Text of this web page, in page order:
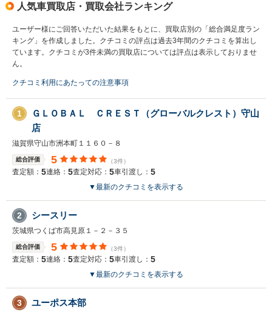
人気車買取店・買取会社ランキング
ユーザー様にご回答いただいた結果をもとに、買取店別の「総合満足度ラン
キング」を作成しました。クチコミの評点は過去3年間のクチコミを算出し
ています。クチコミが3件未満の買取店については評点は表示しておりませ
ん。
クチコミ利用にあたっての注意事項
1
ＧＬＯＢＡＬ ＣＲＥＳＴ（グローバルクレスト）守山
店
滋賀県守山市洲本町１１６０－８
総合評価 5 （3件）
査定額： 5連絡： 5査定対応： 5車引渡し： 5
▼最新のクチコミを表示する
2 シースリー
茨城県つくば市高見原１－２－３５
総合評価 5 （3件）
査定額： 5連絡： 5査定対応： 5車引渡し： 5
▼最新のクチコミを表示する
3 ユーポス本部